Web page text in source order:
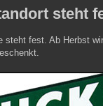
steht
fest. Ab Herbst